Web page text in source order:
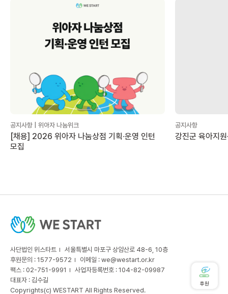
공지사항 | 위아자 나눔위크
[채용] 2026 위아자 나눔상점 기획·운영 인턴
모집
공지사항
강진군 육아지
사단법인 위스타트
서울특별시 마포구 상암산로 48-6, 10층
후원문의 : 1577-9572
이메일 : we@westart.or.kr
팩스 : 02-751-9991
사업자등록번호 : 104-82-09987
대표자 : 김수길
Copyrights(c) WESTART All Rights Reserved.
후원